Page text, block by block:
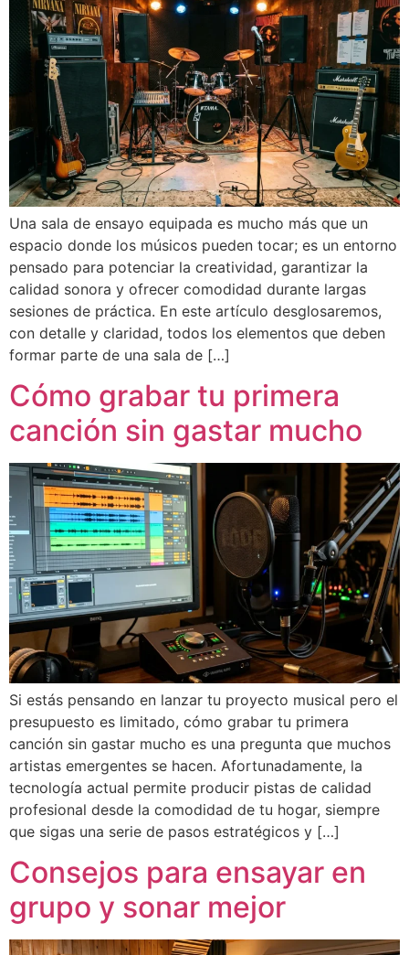
Una sala de ensayo equipada es mucho más que un
espacio donde los músicos pueden tocar; es un entorno
pensado para potenciar la creatividad, garantizar la
calidad sonora y ofrecer comodidad durante largas
sesiones de práctica. En este artículo desglosaremos,
con detalle y claridad, todos los elementos que deben
formar parte de una sala de […]
Cómo grabar tu primera
canción sin gastar mucho
Si estás pensando en lanzar tu proyecto musical pero el
presupuesto es limitado, cómo grabar tu primera
canción sin gastar mucho es una pregunta que muchos
artistas emergentes se hacen. Afortunadamente, la
tecnología actual permite producir pistas de calidad
profesional desde la comodidad de tu hogar, siempre
que sigas una serie de pasos estratégicos y […]
Consejos para ensayar en
grupo y sonar mejor